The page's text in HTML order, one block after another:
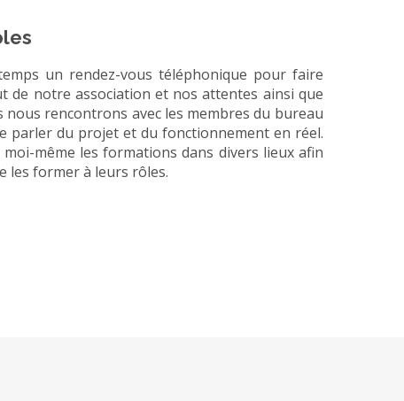
un rendez-vous téléphonique pour faire
de notre association et nos attentes ainsi que
nous rencontrons avec les membres du bureau
parler du projet et du fonctionnement en réel.
même les formations dans divers lieux afin
les former à leurs rôles.